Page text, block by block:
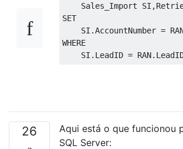
    Sales_Import SI
,
SET
    SI
.AccountNumber =
WHERE
    SI
. LeadID = RAN.
26
Aqui está o que funcionou
SQL Server: